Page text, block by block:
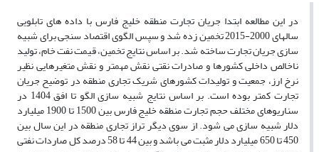
در این مطالعه ابتدا جریان تجارت منطقه خلیج فارس با داده های تابلویی
سالهای 2000-2015 تخمین زده شد و سپس الگوی اقتصاد سنجی برای شبیه
سازی جریان تجارت ساخته شد. بر اساس نتایج تخمین، قیمت نفت خام، تولید
ناخالص داخلی کشورها و صادرات نقتی نقش مهمتر و نقش متغیرهایی نظیر
نرخ ارز، جمعیت و تولیدات کشورهای شریک تجاری منطقه در توضیح جریان
تجارت کمتر بوده است. بر اساس نتایج شبیه سازی الگو تا افق 1404 در
سناریوهای مختلف حجم تجارت منطقه خلیج فارس بین 1500 تا 1900 میلیارد
دلار شبیه سازی می شود. از سوی دیگر تراز تجاری منطقه در این سال بین
450 تا 650 میلیارد دلار مثبت می باشد و بین 44 تا 58 درصد کل صاردات نفتی